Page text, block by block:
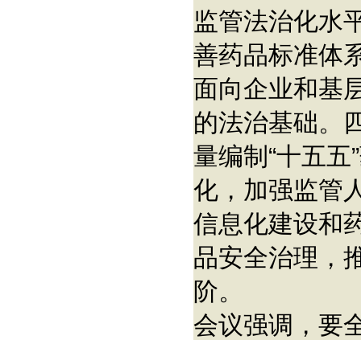
监管法治化水
善药品标准体
面向企业和基
的法治基础。
量编制“十五
化，加强监管
信息化建设和
品安全治理，
阶。
会议强调，要